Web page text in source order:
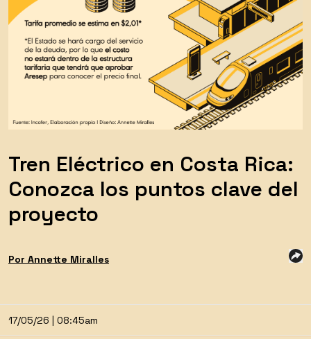
Tren Eléctrico en Costa Rica:
Conozca los puntos clave del
proyecto
Por Annette Miralles
17/05/26 | 08:45am